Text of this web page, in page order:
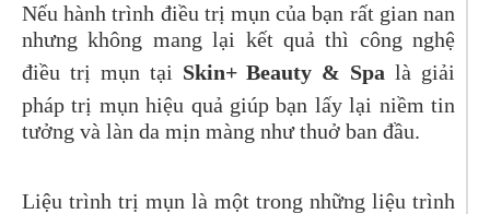
Nếu hành trình điều trị mụn của bạn rất gian nan
nhưng không mang lại kết quả thì công nghệ
điều trị mụn tại Skin+ Beauty & Spa là giải
pháp trị mụn hiệu quả giúp bạn lấy lại niềm tin
tưởng và làn da mịn màng như thuở ban đầu.
Liệu trình trị mụn là một trong những liệu trình